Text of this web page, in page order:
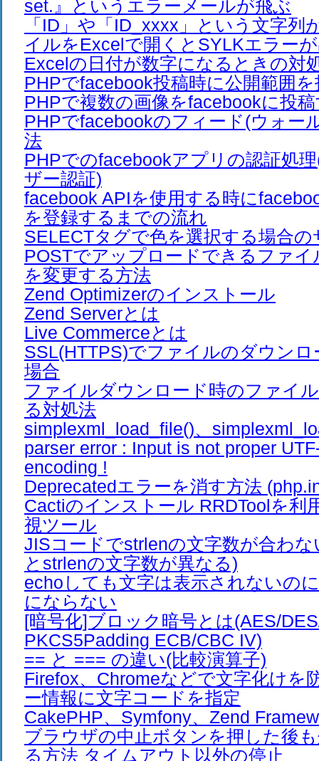
set.』というエラーメールが飛ぶ
「ID」や「ID_xxxx」という文字列
イルをExcelで開くとSYLKエラー
Excelの日付が数字になるときの対
PHPでfacebook投稿時に公開範囲
PHPで複数の画像をfacebookに投
PHPでfacebookのフィード(ウォー
法
PHPでのfacebookアプリの認証処
ザー認証)
facebook APIを使用する時に
を登録するまでの流れ
SELECTタグで色を選択する場合の
POSTでアップロードできるファ
を変更する方法
Zend Optimizerのインストール
Zend Serverとは
Live Commerceとは
SSL(HTTPS)でファイルのダウン
場合
ファイルダウンロード時のファイ
る対処法
simplexml_load_file()、
parser error : Input is not proper
encoding !
Deprecatedエラーを消す方法
Cactiのインストール RRDToolを利
視ツール
JISコードでstrlenの文字数が合わな
とstrlenの文字数が異なる)
echoしても文字は表示されないの
にならない
[暗号化]ブロック暗号とは(AES/
PKCS5Padding ECB/CBC IV)
== と === の違い(比較演算子)
Firefox、Chromeなどで文字化けを
ー情報に文字コードを指定
CakePHP、Symfony、Zend
ブラウザの中止ボタンを押した後
る方法 タイムアウト以外の停止